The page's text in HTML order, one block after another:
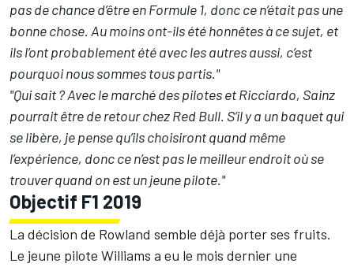
pas de chance d’être en Formule 1, donc ce n’était pas une
bonne chose. Au moins ont-ils été honnêtes à ce sujet, et
ils l’ont probablement été avec les autres aussi, c’est
pourquoi nous sommes tous partis."
"Qui sait ? Avec le marché des pilotes et Ricciardo, Sainz
pourrait être de retour chez Red Bull. S’il y a un baquet qui
se libère, je pense qu’ils choisiront quand même
l’expérience, donc ce n’est pas le meilleur endroit où se
trouver quand on est un jeune pilote."
Objectif F1 2019
La décision de Rowland semble déjà porter ses fruits.
Le jeune pilote Williams a eu le mois dernier une